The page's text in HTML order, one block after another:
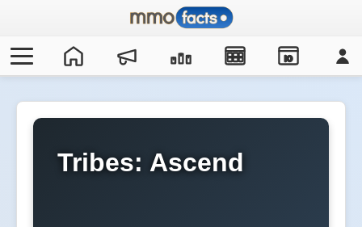
IO
Tribes: Ascend